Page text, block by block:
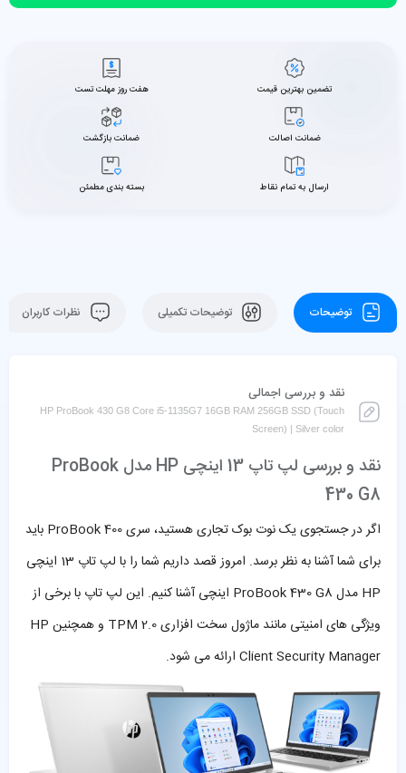
تضمین بهترین قیمت هفت روز مهلت تست
ضمانت اصالت ضمانت بازگشت
ارسال به تمام نقاط بسته بندی مطمئن
توضیحات توضیحات تکمیلی نظرات کاربران
نقد و بررسی اجمالی
HP ProBook 430 G8 Core i5-1135G7 16GB RAM 256GB SSD (Touch
Screen) | Silver color
نقد و بررسی لپ تاپ 13 اینچی HP مدل ProBook
430 G8
اگر در جستجوی یک نوت بوک تجاری هستید، سری ProBook 400 باید
برای شما آشنا به نظر برسد. امروز قصد داریم شما را با لپ تاپ 13 اینچی
HP مدل ProBook 430 G8 اینچی آشنا کنیم. این لپ تاپ با برخی از
ویژگی های امنیتی مانند ماژول سخت افزاری TPM 2.0 و همچنین HP
Client Security Manager ارائه می شود.